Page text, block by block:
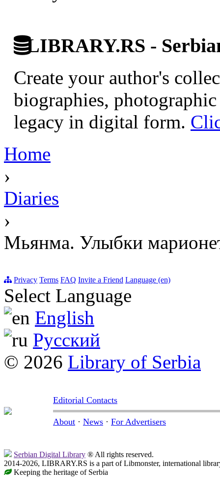
LIBRARY.RS -
Create your author's
biographies,
legacy in digital form.
Home
›
Diaries
›
Мьянма. Улыбки
Privacy Terms FAQ Invite a Friend Language (en)
Select Language
English
Русский
© 2026 Library of Serbia
Editorial Contacts
About · News · For Advertisers
Serbian Digital Library ® All rights reserved.
2014-2026, LIBRARY.RS is a part of Libmonster, international
Keeping the heritage of Serbia